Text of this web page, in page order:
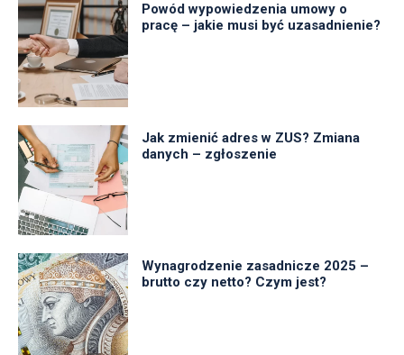
Powód wypowiedzenia umowy o
pracę – jakie musi być uzasadnienie?
Jak zmienić adres w ZUS? Zmiana
danych – zgłoszenie
Wynagrodzenie zasadnicze 2025 –
brutto czy netto? Czym jest?